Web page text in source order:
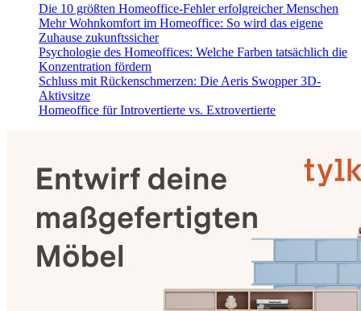
Die 10 größten Homeoffice-Fehler erfolgreicher Menschen
Mehr Wohnkomfort im Homeoffice: So wird das eigene
Zuhause zukunftssicher
Psychologie des Homeoffices: Welche Farben tatsächlich die
Konzentration fördern
Schluss mit Rückenschmerzen: Die Aeris Swopper 3D-
Aktivsitze
Homeoffice für Introvertierte vs. Extrovertierte